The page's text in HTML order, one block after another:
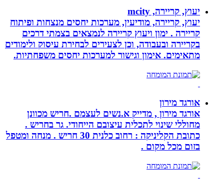
יעוץ, קריירה, mcity
יעוץ, קריירה, מודיעין, מערכות יחסים מנצחות ופיתוח
קריירה . ימון ויעוץ קריירה לנמצאים בצמתי דרכים
בקריירה ובעבודה, וכן לצעירים לבחירת עיסוק ולימודים
מתאימים. אימון וגישור למערכות יחסים משפחתיות.
אורגד מירון
אורגד מירון , מדייק א.נשים לעצמם .חריש מכוונן
מחוללי שינוי לתכלית עיצובם הייחודי. גר בחריש .
כתובת הקליניקה : רחוב כלנית 30 חריש . מנחה ומטפל
בזום מכל מקום .